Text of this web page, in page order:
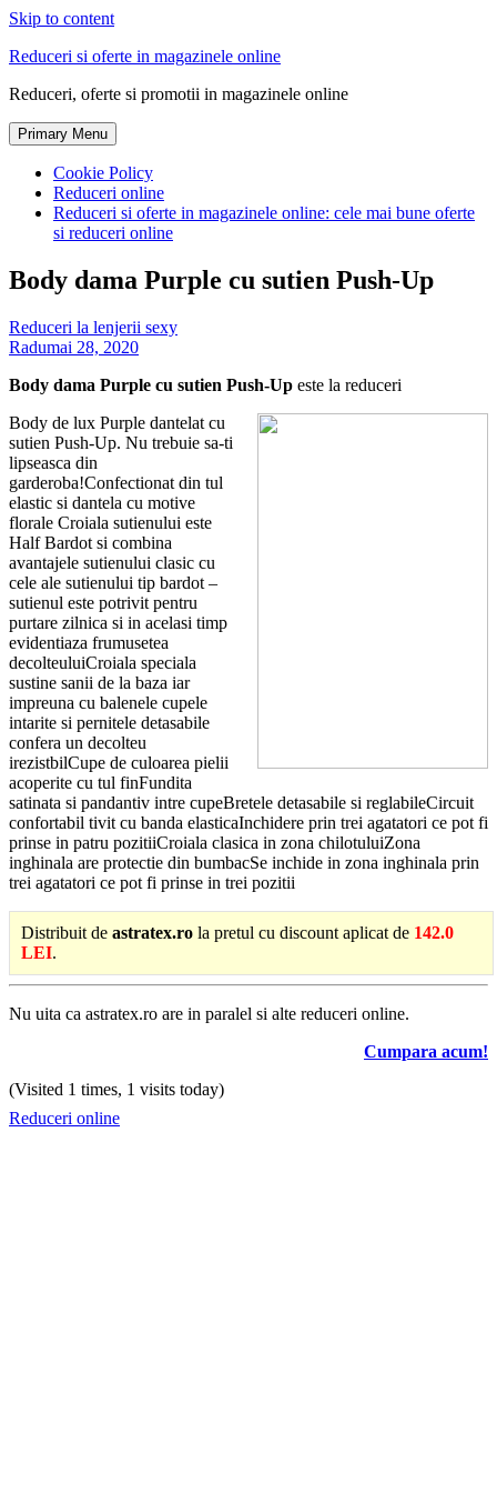
Skip to content
Reduceri si oferte in magazinele online
Reduceri, oferte si promotii in magazinele online
Primary Menu
Cookie Policy
Reduceri online
Reduceri si oferte in magazinele online: cele mai bune oferte
si reduceri online
Body dama Purple cu sutien Push-Up
Reduceri la lenjerii sexy
Radumai 28, 2020
Body dama Purple cu sutien Push-Up este la reduceri
Body de lux Purple dantelat cu
sutien Push-Up. Nu trebuie sa-ti
lipseasca din
garderoba!Confectionat din tul
elastic si dantela cu motive
florale Croiala sutienului este
Half Bardot si combina
avantajele sutienului clasic cu
cele ale sutienului tip bardot –
sutienul este potrivit pentru
purtare zilnica si in acelasi timp
evidentiaza frumusetea
decolteuluiCroiala speciala
sustine sanii de la baza iar
impreuna cu balenele cupele
intarite si pernitele detasabile
confera un decolteu
irezistbilCupe de culoarea pielii
acoperite cu tul finFundita
satinata si pandantiv intre cupeBretele detasabile si reglabileCircuit
confortabil tivit cu banda elasticaInchidere prin trei agatatori ce pot fi
prinse in patru pozitiiCroiala clasica in zona chilotuluiZona
inghinala are protectie din bumbacSe inchide in zona inghinala prin
trei agatatori ce pot fi prinse in trei pozitii
Distribuit de astratex.ro la pretul cu discount aplicat de 142.0
LEI.
Nu uita ca astratex.ro are in paralel si alte reduceri online.
Cumpara acum!
(Visited 1 times, 1 visits today)
Reduceri online